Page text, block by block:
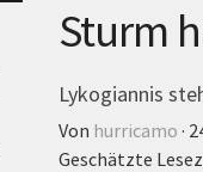
Sturm
Lykogiannis
Von hurricamo ·
Geschätzte